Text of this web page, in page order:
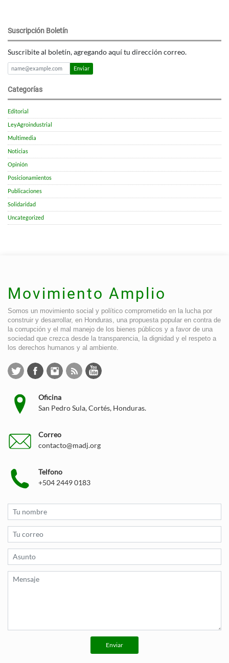
Suscripción Boletín
Suscribite al boletín, agregando aquí tu dirección correo.
Enviar
Categorías
Editorial
LeyAgroindustrial
Multimedia
Noticias
Opinión
Posicionamientos
Publicaciones
Solidaridad
Uncategorized
Movimiento Amplio
Somos un movimiento social y político comprometido en la lucha por
construir y desarrollar, en Honduras, una propuesta popular en contra de
la corrupción y el mal manejo de los bienes públicos y a favor de una
sociedad que crezca desde la transparencia, la dignidad y el respeto a
los derechos humanos y al ambiente.
Oficina
San Pedro Sula, Cortés, Honduras.
Correo
contacto@madj.org
Telfono
+504 2449 0183
Enviar